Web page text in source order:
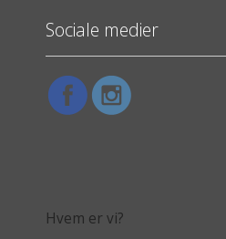
Sociale medier
Hvem er vi?